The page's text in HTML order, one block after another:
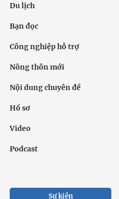
Du lịch
Bạn đọc
Công nghiệp hỗ trợ
Nông thôn mới
Nội dung chuyên đề
Hồ sơ
Video
Podcast
Sự kiện